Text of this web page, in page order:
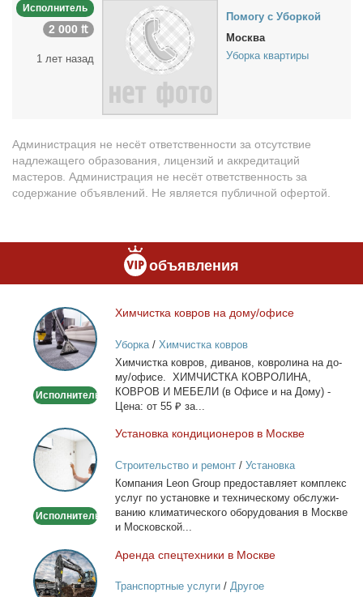
Исполнитель
2 000 ₶
1 лет назад
По­мо­гу с Убор­кой
Москва
Уборка квартиры
Администрация не несёт ответственности за отсутствие
надлежащего образования, лицензий и аккредитаций
мастеров. Администрация не несёт ответственность за
содержание объявлений. Не является публичной офертой.
объявления
Химчистка
ковров
на
дому/
Исполнитель
Хим­чист­ка ков­ров на до­му/офи­се
Уборка/ Химчистка ковров
Хим­чист­ка ков­ров, ди­ва­нов, ков­ро­ли­на на до­
му/офи­се. ХИМЧИСТКА КОВРОЛИНА,
КОВРОВ И МЕБЕЛИ (в Офи­се и на До­му) -
Це­на: от 55 ₽ за...
Установка
кондиционеров
в
Москве
Исполнитель
Уста­нов­ка кон­ди­ци­о­не­ров в Москве
Строительство и ремонт/ Установка
кондиционеров
Ком­па­ния Leon Group предо­став­ля­ет ком­плекс
услуг по уста­нов­ке и тех­ни­че­ско­му об­слу­жи­
ва­нию кли­ма­ти­че­ско­го обо­ру­до­ва­ния в Москве
и Мос­ков­ской...
Аренда
спецтехники
в
Арен­да спец­тех­ни­ки в Москве
Транспортные услуги/ Другое